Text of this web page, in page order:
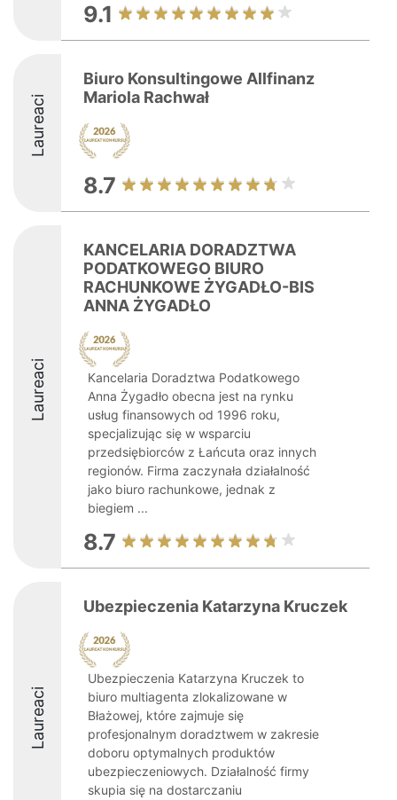
9.1
Laureaci
Biuro Konsultingowe Allfinanz
Mariola Rachwał
8.7
Laureaci
KANCELARIA DORADZTWA
PODATKOWEGO BIURO
RACHUNKOWE ŻYGADŁO-BIS
ANNA ŻYGADŁO
Kancelaria Doradztwa Podatkowego
Anna Żygadło obecna jest na rynku
usług finansowych od 1996 roku,
specjalizując się w wsparciu
przedsiębiorców z Łańcuta oraz innych
regionów. Firma zaczynała działalność
jako biuro rachunkowe, jednak z
biegiem ...
8.7
Laureaci
Ubezpieczenia Katarzyna Kruczek
Ubezpieczenia Katarzyna Kruczek to
biuro multiagenta zlokalizowane w
Błażowej, które zajmuje się
profesjonalnym doradztwem w zakresie
doboru optymalnych produktów
ubezpieczeniowych. Działalność firmy
skupia się na dostarczaniu